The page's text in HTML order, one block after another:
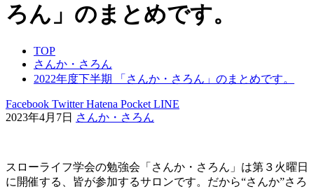
ろん」のまとめです。
TOP
さんか・さろん
2022年度下半期 「さんか・さろん」のまとめです。
Facebook TwitterHatena Pocket LINE
2023年4月7日 さんか・さろん
スローライフ学会の勉強会「さんか・さろん」は第３火曜日
に開催する、皆が参加するサロンです。だから“さんか”さろ